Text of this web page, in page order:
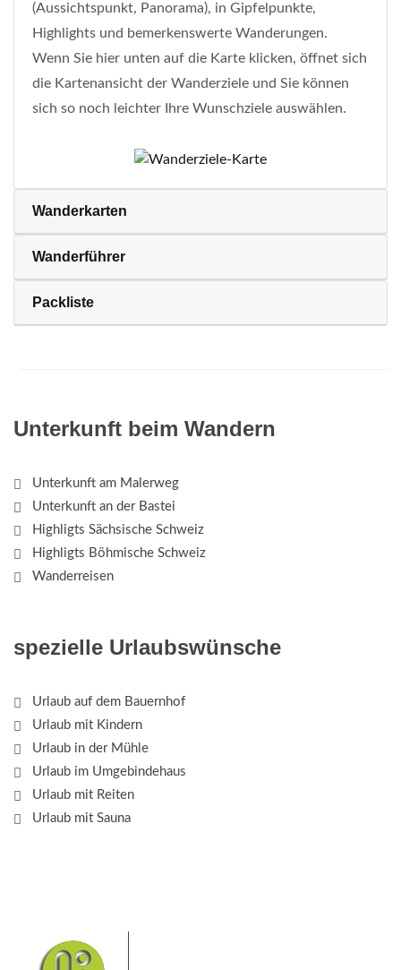
(Aussichtspunkt, Panorama), in Gipfelpunkte,
Highlights und bemerkenswerte Wanderungen.
Wenn Sie hier unten auf die Karte klicken, öffnet sich
die Kartenansicht der Wanderziele und Sie können
sich so noch leichter Ihre Wunschziele auswählen.
Wanderkarten
Wanderführer
Packliste
Unterkunft beim Wandern
Unterkunft am Malerweg
Unterkunft an der Bastei
Highligts Sächsische Schweiz
Highligts Böhmische Schweiz
Wanderreisen
spezielle Urlaubswünsche
Urlaub auf dem Bauernhof
Urlaub mit Kindern
Urlaub in der Mühle
Urlaub im Umgebindehaus
Urlaub mit Reiten
Urlaub mit Sauna